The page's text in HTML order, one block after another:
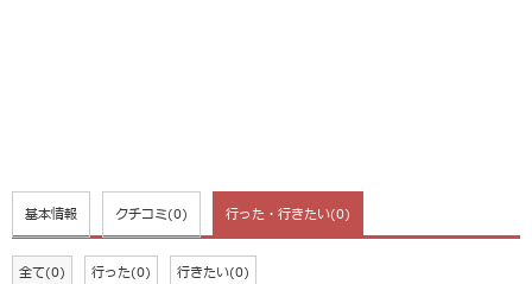
基本情報 クチコミ(0) 行った・行きたい(0)
全て(0) 行った(0) 行きたい(0)